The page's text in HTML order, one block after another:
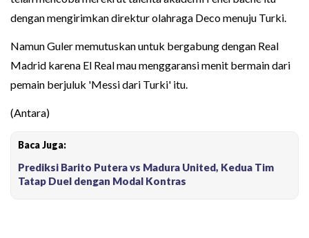
dengan mengirimkan direktur olahraga Deco menuju Turki.
Namun Guler memutuskan untuk bergabung dengan Real
Madrid karena El Real mau menggaransi menit bermain dari
pemain berjuluk 'Messi dari Turki' itu.
(Antara)
Baca Juga:
Prediksi Barito Putera vs Madura United, Kedua Tim
Tatap Duel dengan Modal Kontras